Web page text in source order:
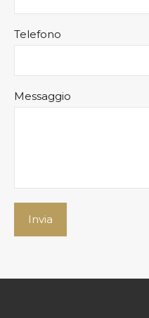
Telefono
Messaggio